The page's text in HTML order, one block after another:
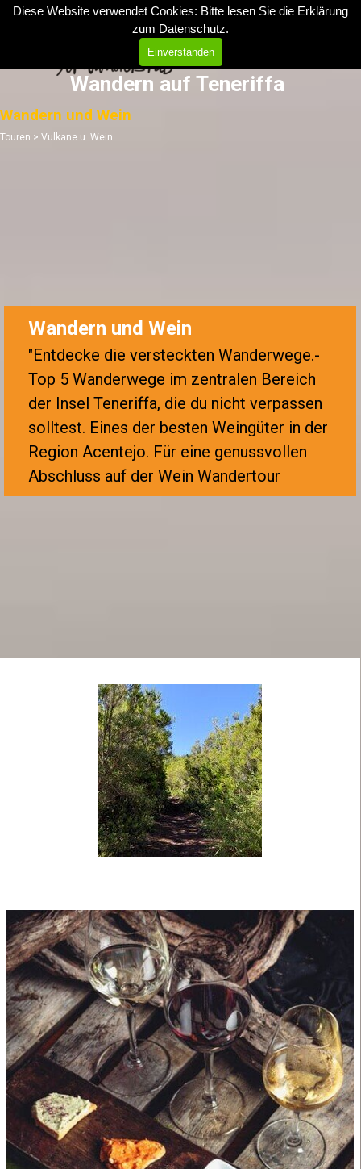
Diese Website verwendet Cookies: Bitte lesen Sie die Erklärung
zum Datenschutz.
Einverstanden
Direkt zum Seiteninhalt
Menü überspringen
Wandern auf Teneriffa
Wandern und Wein
Touren > Vulkane u. Wein
Wandern und Wein
"Entdecke die versteckten Wanderwege.-
Top 5 Wanderwege im zentralen Bereich
der Insel Teneriffa, die du nicht verpassen
solltest. Eines der besten Weingüter in der
Region Acentejo. Für eine genussvollen
Abschluss auf der Wein Wandertour